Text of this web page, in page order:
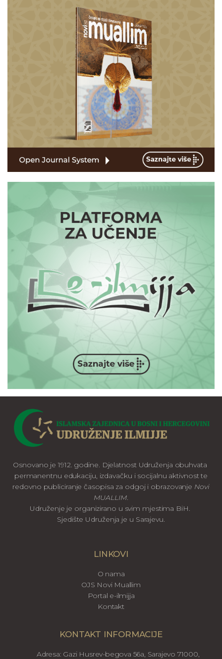
Osnovano je 1912. godine. Djelatnost Udruženja obuhvata
permanentnu edukaciju, izdavačku i socijalnu aktivnost te
redovno publiciranje časopisa za odgoj i obrazovanje Novi
MUALLIM.
Udruženje je organizirano u svim mjestima BiH.
Sjedište Udruženja je u Sarajevu.
LINKOVI
O nama
OJS Novi Muallim
Portal e-ilmijja
Kontakt
KONTAKT INFORMACIJE
Adresa: Gazi Husrev-begova 56a, Sarajevo 71000,